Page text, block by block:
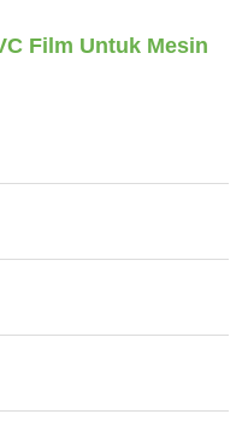
Film Untuk Mesin